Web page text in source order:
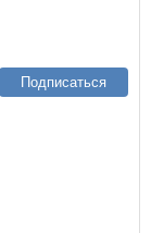
Подписаться